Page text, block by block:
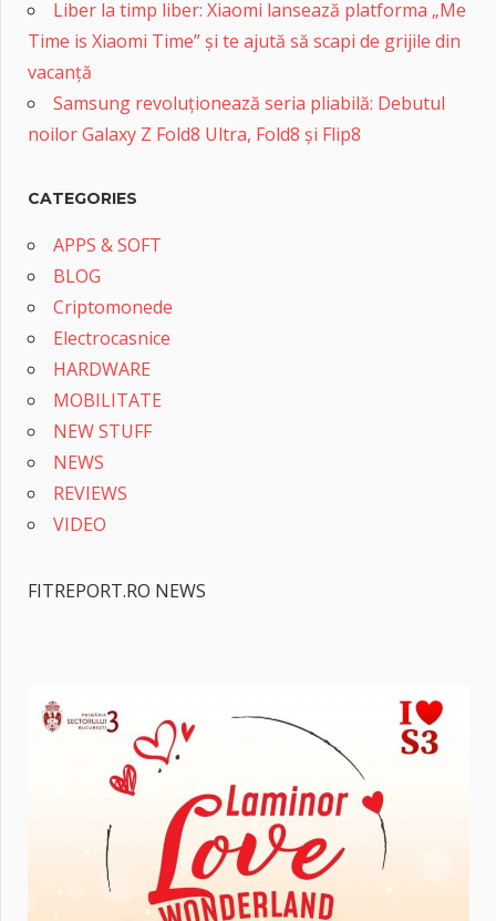
Liber la timp liber: Xiaomi lansează platforma „Me
Time is Xiaomi Time” și te ajută să scapi de grijile din
vacanță
Samsung revoluționează seria pliabilă: Debutul
noilor Galaxy Z Fold8 Ultra, Fold8 și Flip8
CATEGORIES
APPS & SOFT
BLOG
Criptomonede
Electrocasnice
HARDWARE
MOBILITATE
NEW STUFF
NEWS
REVIEWS
VIDEO
FITREPORT.RO NEWS